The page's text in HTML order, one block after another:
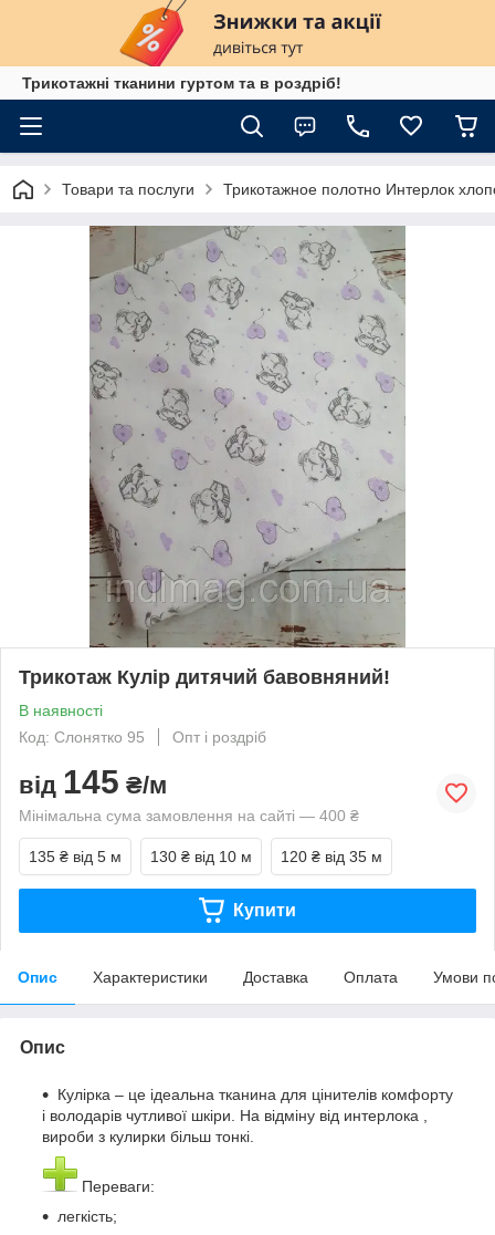
Трикотажні тканини гуртом та в роздріб!
Товари та послуги Трикотажное полотно Интерлок
Трикотаж Кулір дитячий бавовняний!
В наявності
Код: Слонятко 95
Опт і роздріб
від 145 ₴/м
Мінімальна сума замовлення на сайті — 400 ₴
135 ₴ від 5 м 130 ₴ від 10 м 120 ₴ від 35 м
Купити
Опис Характеристики Доставка Оплата Умови
Опис
Кулірка – це ідеальна тканина для цінителів комфорту
і володарів чутливої шкіри. На відміну від интерлока ,
вироби з кулирки більш тонкі.
Переваги:
легкість;